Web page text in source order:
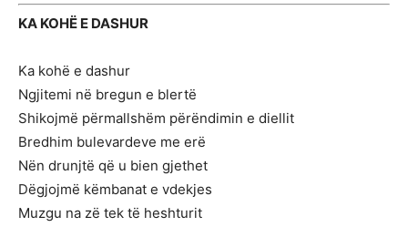
KA KOHË E DASHUR
Ka kohë e dashur
Ngjitemi në bregun e blertë
Shikojmë përmallshëm përëndimin e diellit
Bredhim bulevardeve me erë
Nën drunjtë që u bien gjethet
Dëgjojmë këmbanat e vdekjes
Muzgu na zë tek të heshturit